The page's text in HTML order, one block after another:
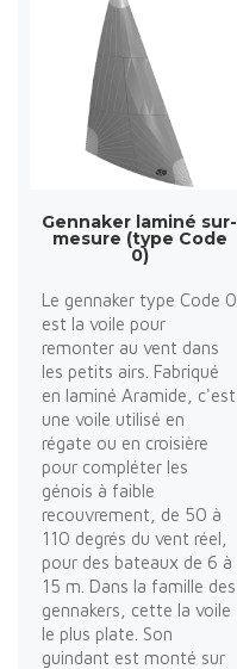
Gennaker laminé sur-
mesure (type Code
0)
Le gennaker type Code 0
est la voile pour
remonter au vent dans
les petits airs. Fabriqué
en laminé Aramide, c'est
une voile utilisé en
régate ou en croisière
pour compléter les
génois à faible
recouvrement, de 50 à
110 degrés du vent réel,
pour des bateaux de 6 à
15 m. Dans la famille des
gennakers, cette la voile
le plus plate. Son
guindant est monté sur